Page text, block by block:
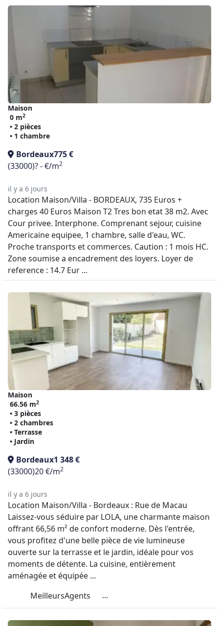
Maison
0 m2
• 2 pièces
• 1 chambre
Bordeaux775 €
(33000)? - €/m2
il y a 6 jours
Location Maison/Villa - BORDEAUX, 735 Euros +
charges 40 Euros Maison T2 Tres bon etat 38 m2. Avec
Cour privee. Interphone. Comprenant sejour, cuisine
Americaine equipee, 1 chambre, salle d'eau, WC.
Proche transports et commerces. Caution : 1 mois HC.
Zone soumise a encadrement des loyers. Loyer de
reference : 14.7 Eur ...
Maison
66.56 m2
• 3 pièces
• 2 chambres
• Terrasse
• Jardin
Bordeaux1 348 €
(33000)20 €/m2
il y a 6 jours
Location Maison/Villa - Bordeaux : Rue de Macau
Laissez-vous séduire par LOLA, une charmante maison
offrant 66,56 m² de confort moderne. Dès l'entrée,
vous profitez d'une belle pièce de vie lumineuse
ouverte sur la terrasse et le jardin, idéale pour vos
moments de détente. La cuisine, entièrement
aménagée et équipée ...
MeilleursAgents
...